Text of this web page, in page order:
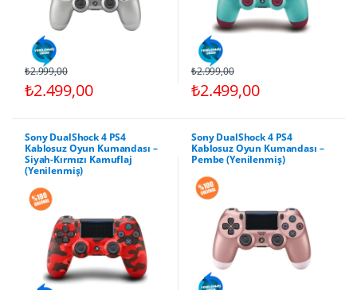
₺2.499,00
₺2.999,00
₺2.499,00
₺2.999,00
Sony DualShock 4 PS4
Kablosuz Oyun Kumandası –
Siyah-Kırmızı Kamuflaj
(Yenilenmiş)
Sony DualShock 4 PS4
Kablosuz Oyun Kumandası –
Pembe (Yenilenmiş)